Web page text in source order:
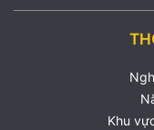
Khu